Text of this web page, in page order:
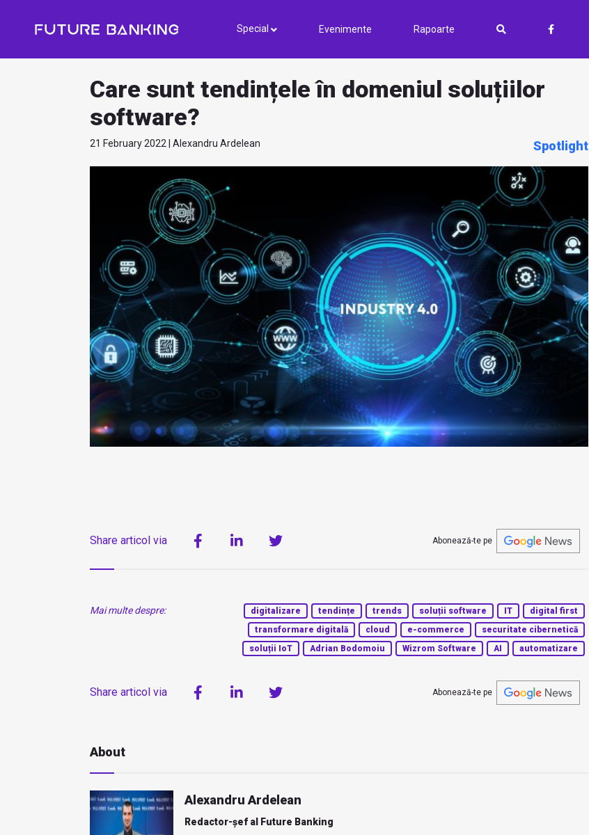
Special Evenimente Rapoarte
Care sunt tendințele în domeniul soluțiilor
software?
21 February 2022 | Alexandru Ardelean Spotlight
Share articol via Abonează-te pe
Mai multe despre: digitalizare tendințe trends soluții software IT
digital first
transformare digitală
cloud e-commerce
securitate cibernetică
soluții IoT
Adrian Bodomoiu Wizrom Software AI automatizare
Share articol via Abonează-te pe
About
Alexandru Ardelean
Redactor-șef al Future Banking